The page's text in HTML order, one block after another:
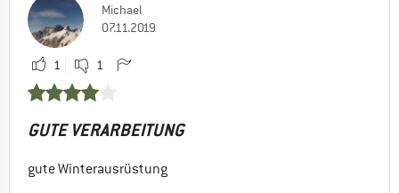
Michael
07.11.2019
1 1
GUTE VERARBEITUNG
gute Winterausrüstung